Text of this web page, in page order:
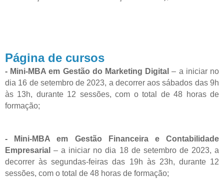
Página de cursos
- Mini-MBA em Gestão do Marketing Digital – a iniciar no
dia 16 de setembro de 2023, a decorrer aos sábados das 9h
às 13h, durante 12 sessões, com o total de 48 horas de
formação;
- Mini-MBA em Gestão Financeira e Contabilidade
Empresarial –a iniciar no dia 18 de setembro de 2023, a
decorrer às segundas-feiras das 19h às 23h, durante 12
sessões, com o total de 48 horas de formação;